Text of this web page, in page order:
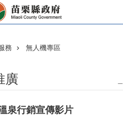
務
無人機專區
廣
泉行銷宣傳影片